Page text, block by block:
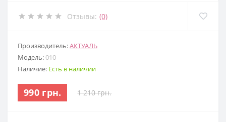
Отзывы: (0)
Производитель:АКТУАЛЬ
Модель:010
Наличие: Есть в наличии
990 грн. 1 210 грн.